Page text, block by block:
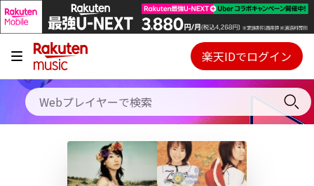
キャンペーン
料金プラン
使い方
初回30日間無料お試し
Webプレイヤー
ご契約内容の確認・変更
楽天IDでログイン